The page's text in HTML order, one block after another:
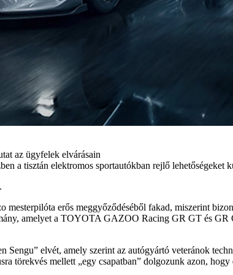
az ügyfelek elvárásain
a tisztán elektromos sportautókban rejlő lehetőségeket
erős meggyőződéséből fakad, miszerint
amelyet a TOYOTA GAZOO Racing GR GT és GR
elvét, amely szerint az autógyártó veteránok
törekvés mellett „egy csapatban” dolgozunk azon,